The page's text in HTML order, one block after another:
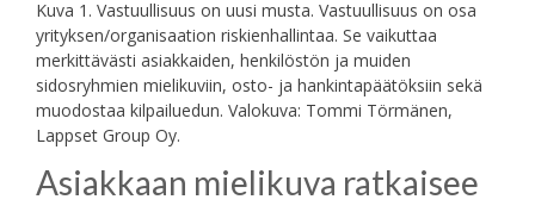
Kuva 1. Vastuullisuus on uusi musta. Vastuullisuus on osa
yrityksen/organisaation riskienhallintaa. Se vaikuttaa
merkittävästi asiakkaiden, henkilöstön ja muiden
sidosryhmien mielikuviin, osto- ja hankintapäätöksiin sekä
muodostaa kilpailuedun. Valokuva: Tommi Törmänen,
Lappset Group Oy.
Asiakkaan mielikuva ratkaisee